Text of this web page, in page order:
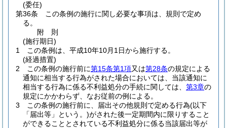
(委任)
第36条
この条例の施行に関し必要な事項は、規則で定め
る。
附 則
(施行期日)
1
この条例は、平成10年10月1日から施行する。
(経過措置)
2
この条例の施行前に第15条第1項又は第28条の規定による
通知に相当する行為がされた場合においては、当該通知に
相当する行為に係る不利益処分の手続に関しては、 第3章の
規定にかかわらず、なお従前の例による。
3
この条例の施行前に、届出その他規則で定める行為(以下
「届出等」という。)がされた後一定期間内に限りすること
ができることとされている不利益処分に係る当該届出等が